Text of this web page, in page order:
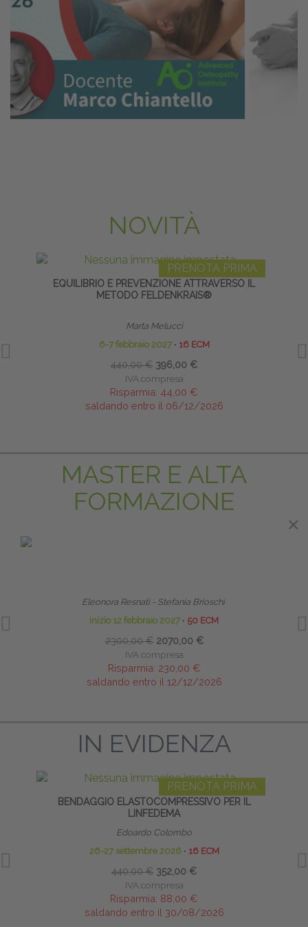
NOVITÀ
PRENOTA PRIMA
EQUILIBRIO E PREVENZIONE ATTRAVERSO IL
METODO FELDENKRAIS®
Marta Melucci
6-7 febbraio 2027 ∙ 16 ECM
440,00 € 396,00 €
IVA compresa
Risparmia: 44,00 €
saldando entro il 06/12/2026
MASTER E ALTA
FORMAZIONE
Eleonora Resnati - Stefania Brioschi
inizio 12 febbraio 2027 ∙ 50 ECM
2300,00 € 2070,00 €
IVA compresa
Risparmia: 230,00 €
saldando entro il 12/12/2026
IN EVIDENZA
PRENOTA PRIMA
BENDAGGIO ELASTOCOMPRESSIVO PER IL
LINFEDEMA
Edoardo Colombo
26-27 settembre 2026 ∙ 16 ECM
440,00 € 352,00 €
IVA compresa
Risparmia: 88,00 €
saldando entro il 30/08/2026
×
×